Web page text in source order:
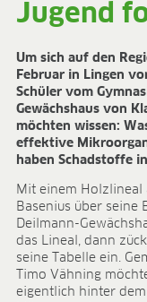
Containermulch
Growcoon
Log & Solve
Growbag
Sphaxx®
Liefersicherheit
Rootixx
Ökologischer
Presstopferden
Topfkräuter
Jugend
Um sich auf den
Februar in Lingen
Schüler vom
Gewächshaus von
möchten wissen:
effektive
haben Schadstoffe
Mit einem Holzlineal
Basenius über seine
Deilmann-
das Lineal, dann
seine Tabelle ein.
Timo Vähning
eigentlich hinter